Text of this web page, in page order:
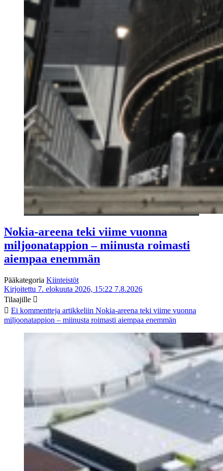
Nokia-areena teki viime vuonna
miljoonatappion – miinusta roimasti
aiempaa enemmän
Pääkategoria Kiinteistöt
Kirjoitettu 7. elokuuta 2026, 15:22 7.8.2026
Tilaajille
Ei kommentteja artikkeliin Nokia-areena teki viime vuonna
miljoonatappion – miinusta roimasti aiempaa enemmän